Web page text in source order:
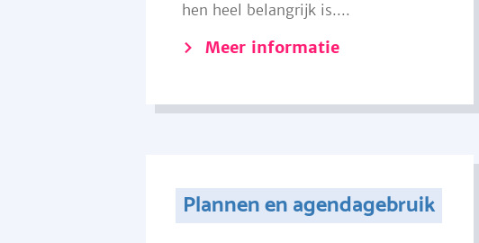
hen heel belangrijk is....
Meer informatie
Plannen en agendagebruik